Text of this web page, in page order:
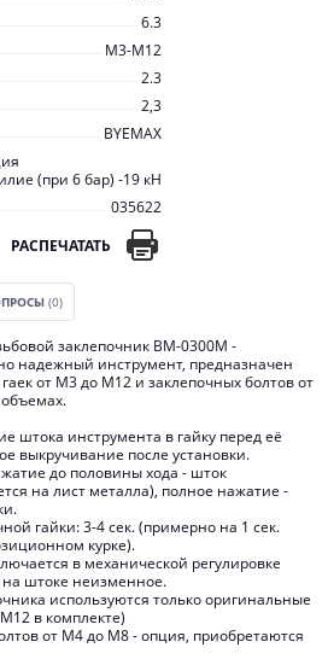
6.3
М3-М12
2.3
2,3
BYEMAX
(при 6 бар) -19 кН
035622
РАСПЕЧАТАТЬ
(0)
заклепочник BM-0300M -
надежный инструмент, предназначен
от М3 до М12 и заклепочных болтов от
штока инструмента в гайку перед её
выкручивание после установки.
до половины хода - шток
на лист металла), полное нажатие -
гайки: 3-4 сек. (примерно на 1 сек.
курке).
в механической регулировке
на штоке неизменное.
используются только оригинальные
в комплекте)
от М4 до М8 - опция, приобретаются